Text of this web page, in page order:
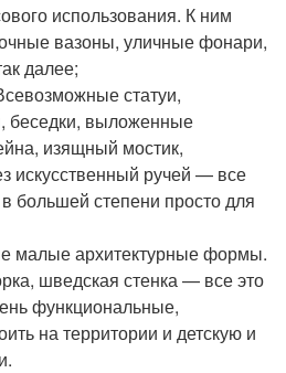
использования. К ним
вазоны, уличные фонари,
далее;
статуи,
беседки, выложенные
изящный мостик,
искусственный ручей — все
большей степени просто для
малые архитектурные формы.
шведская стенка — все это
функциональные,
на территории и детскую и